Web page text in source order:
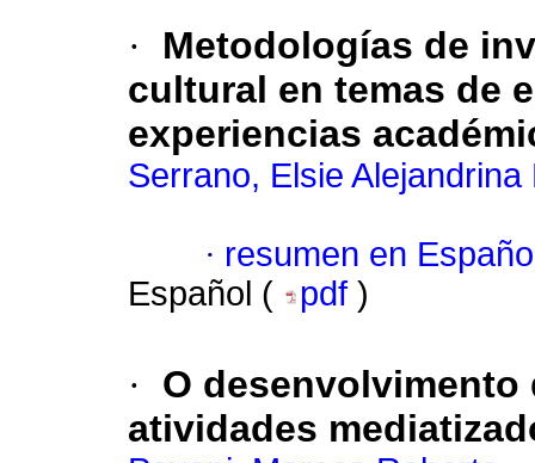
·
Metodologías de
cultural en temas de
experiencias
Serrano, Elsie Alejandrina
· resumen en
Español (
pdf )
·
O desenvolvimento
atividades